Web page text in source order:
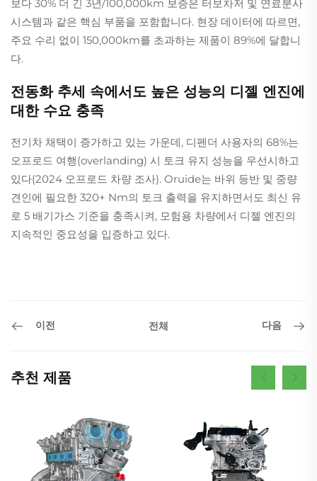
보다 30% 더 긴 3년/100,000km 보증은 터보차저 및 연료분사
시스템과 같은 핵심 부품을 포함합니다. 현장 데이터에 따르면,
주요 수리 없이 150,000km를 초과하는 제품이 89%에 달합니
다.
전동화 추세 속에서도 높은 성능의 디젤 엔진에
대한 수요 충족
전기차 채택이 증가하고 있는 가운데, 디펜더 사용자의 68%는
오프로드 여행(overlanding) 시 토크 유지 성능을 우선시하고
있다(2024 오프로드 차량 조사). Oruide는 바위 등반 및 중량
견인에 필요한 320+ Nm의 토크 출력을 유지하면서도 최신 유
로 5 배기가스 기준을 충족시켜, 모험용 차량에서 디젤 엔진의
지속적인 중요성을 입증하고 있다.
이전 전체 다음
추천 제품